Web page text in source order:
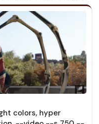
colors, hyper